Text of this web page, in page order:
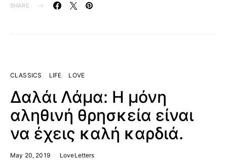
SHARE
CLASSICS LIFE LOVE
Δαλάι Λάμα: Η μόνη
αληθινή θρησκεία είναι
να έχεις καλή καρδιά.
May 20, 2019 LoveLetters